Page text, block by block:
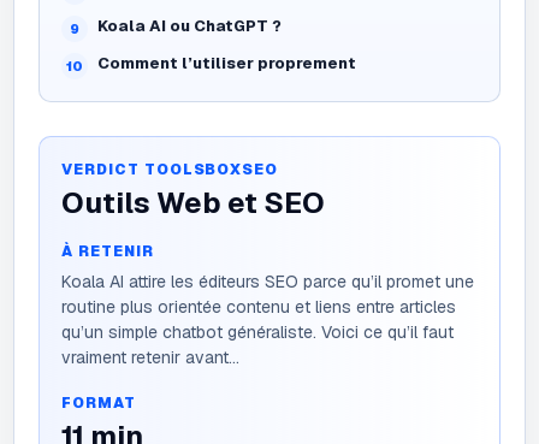
Koala AI ou ChatGPT ?
Comment l’utiliser proprement
VERDICT TOOLSBOXSEO
Outils Web et SEO
À RETENIR
Koala AI attire les éditeurs SEO parce qu’il promet une
routine plus orientée contenu et liens entre articles
qu’un simple chatbot généraliste. Voici ce qu’il faut
vraiment retenir avant...
FORMAT
11 min